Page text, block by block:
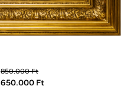
850.000 Ft
650.000 Ft